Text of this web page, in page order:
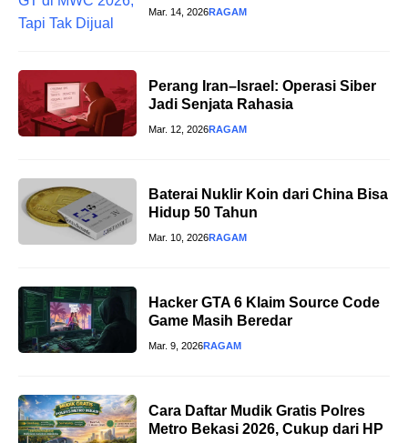
Mar. 14, 2026RAGAM
Perang Iran–Israel: Operasi Siber
Jadi Senjata Rahasia
Mar. 12, 2026RAGAM
Baterai Nuklir Koin dari China Bisa
Hidup 50 Tahun
Mar. 10, 2026RAGAM
Hacker GTA 6 Klaim Source Code
Game Masih Beredar
Mar. 9, 2026RAGAM
Cara Daftar Mudik Gratis Polres
Metro Bekasi 2026, Cukup dari HP